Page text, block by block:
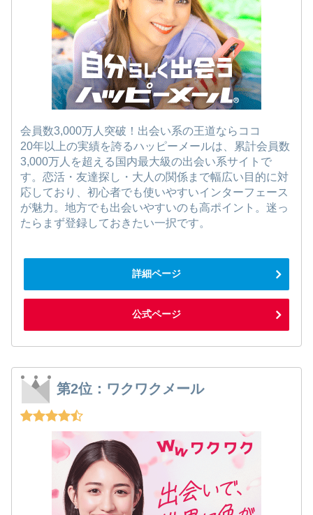
会員数3,000万人突破！出会い系の王道ならココ
20年以上の実績を誇るハッピーメールは、累計会員数
3,000万人を超える国内最大級の出会い系サイトで
す。恋活・友達探し・大人の関係まで幅広い目的に対
応しており、初心者でも使いやすいインターフェース
が魅力。地方でも出会いやすいのも高ポイント。迷っ
たらまず登録しておきたい一択です。
詳細ページ
公式ページ
第2位：ワクワクメール